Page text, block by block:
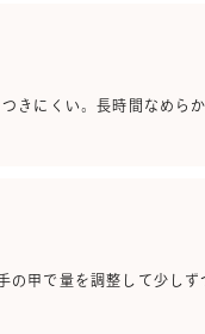
きにくい。長時間なめら
甲で量を調整して少しず